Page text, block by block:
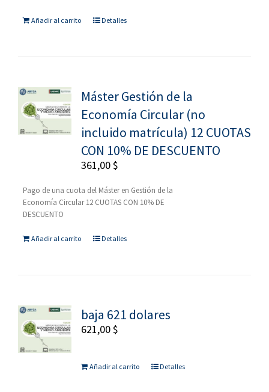
Añadir al carrito Detalles
Máster Gestión de la
Economía Circular (no
incluido matrícula) 12 CUOTAS
CON 10% DE DESCUENTO
361,00$
Pago de una cuota del Máster en Gestión de la
Economía Circular 12 CUOTAS CON 10% DE
DESCUENTO
Añadir al carrito Detalles
baja 621 dolares
621,00$
Añadir al carrito Detalles